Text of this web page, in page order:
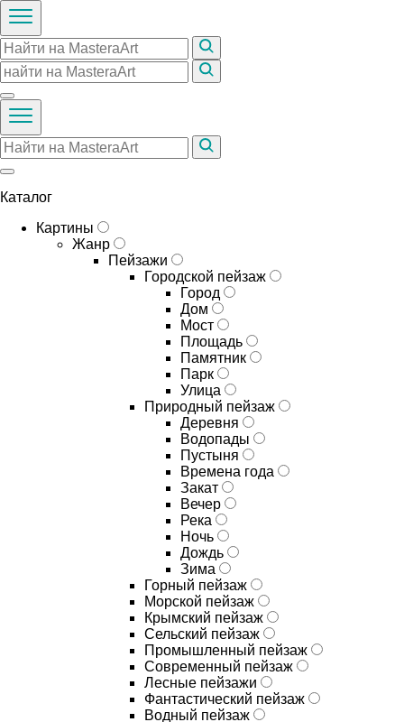
Каталог
Картины
Жанр
Пейзажи
Городской пейзаж
Город
Дом
Мост
Площадь
Памятник
Парк
Улица
Природный пейзаж
Деревня
Водопады
Пустыня
Времена года
Закат
Вечер
Река
Ночь
Дождь
Зима
Горный пейзаж
Морской пейзаж
Крымский пейзаж
Сельский пейзаж
Промышленный пейзаж
Современный пейзаж
Лесные пейзажи
Фантастический пейзаж
Водный пейзаж